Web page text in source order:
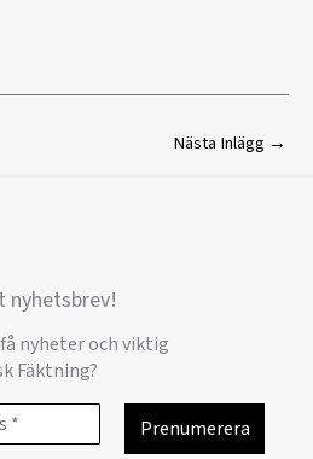
Nästa Inlägg →
nyhetsbrev!
nyheter och viktig
Fäktning?